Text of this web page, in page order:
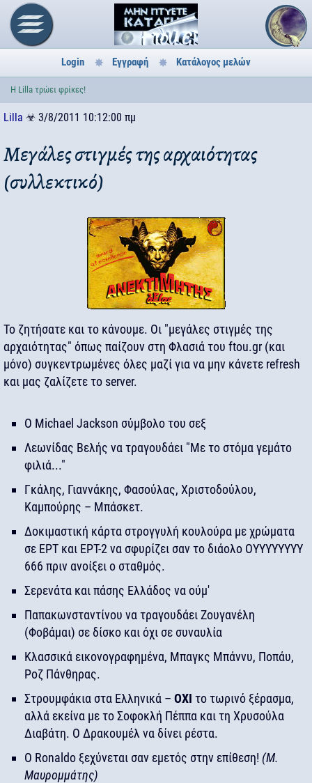
Login Εγγραφή Κατάλογος μελών
Η Lilla τρώει φρίκες!
Lilla ☣ 3/8/2011 10:12:00 πμ
Μεγάλες στιγμές της αρχαιότητας
(συλλεκτικό)
Το ζητήσατε και το κάνουμε. Οι "μεγάλες στιγμές της
αρχαιότητας" όπως παίζουν στη Φλασιά του ftou.gr (και
μόνο) συγκεντρωμένες όλες μαζί για να μην κάνετε refresh
και μας ζαλίζετε το server.
Ο Michael Jackson σύμβολο του σεξ
Λεωνίδας Βελής να τραγουδάει "Με το στόμα γεμάτο
φιλιά..."
Γκάλης, Γιαννάκης, Φασούλας, Χριστοδούλου,
Καμπούρης – Μπάσκετ.
Δοκιμαστική κάρτα στρογγυλή κουλούρα με χρώματα
σε ΕΡΤ και ΕΡΤ-2 να σφυρίζει σαν το διάολο ΟΥΥΥΥΥΥΥΥ
666 πριν ανοίξει ο σταθμός.
Σερενάτα και πάσης Ελλάδος να ούμ'
Παπακωνσταντίνου να τραγουδάει Ζουγανέλη
(Φοβάμαι) σε δίσκο και όχι σε συναυλία
Κλασσικά εικονογραφημένα, Μπαγκς Μπάννυ, Ποπάυ,
Ροζ Πάνθηρας.
Στρουμφάκια στα Ελληνικά – ΟΧΙ το τωρινό ξέρασμα,
αλλά εκείνα με το Σοφοκλή Πέππα και τη Χρυσούλα
Διαβάτη. Ο Δρακουμέλ να δίνει ρέστα.
Ο Ronaldo ξεχύνεται σαν εμετός στην επίθεση! (Μ.
Μαυρομμάτης)